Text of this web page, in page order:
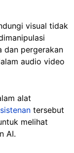
visual tidak
dan pergerakan
audio video
alat
tersebut
melihat
AI.